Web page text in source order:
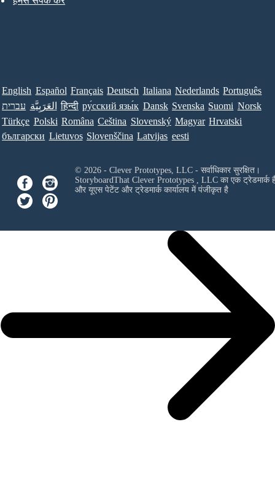
English Español Français Deutsch Italiana Nederlands Português
עברית العَرَبِيَّة हिन्दी ру́сский язы́к Dansk Svenska Suomi Norsk
Türkçe Polski Româna Ceština Slovenský Magyar Hrvatski
български Lietuvos Slovenščina Latvijas eesti
© 2026 - Clever Prototypes, LLC - सर्वाधिकार सुरक्षित।
StoryboardThat Clever Prototypes , LLCका एक ट्रेडमार्क
और यूएस पेटेंट और ट्रेडमार्क कार्यालय में पंजीकृत है